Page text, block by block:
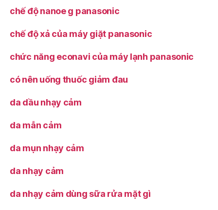
chế độ nanoe g panasonic
chế độ xả của máy giặt panasonic
chức năng econavi của máy lạnh panasonic
có nên uống thuốc giảm đau
da dầu nhạy cảm
da mẫn cảm
da mụn nhạy cảm
da nhạy cảm
da nhạy cảm dùng sữa rửa mặt gì